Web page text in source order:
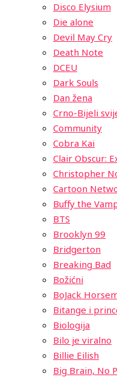
Disco Elysium
Die alone
Devil May Cry
Death Note
DCEU
Dark Souls
Dan žena
Crno-Bijeli
Community
Cobra Kai
Clair Obscur:
Christopher
Cartoon
Buffy the
BTS
Brooklyn 99
Bridgerton
Breaking Bad
Božićni
BoJack
Bitange i
Biologija
Bilo je viralno
Billie Eilish
Big Brain, No